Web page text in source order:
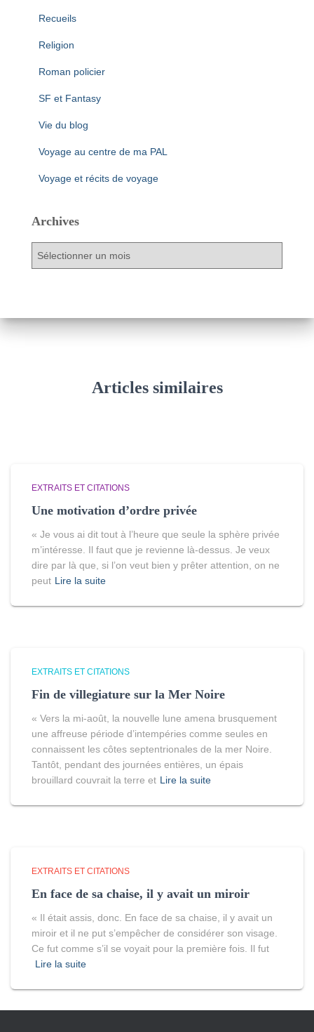
Recueils
Religion
Roman policier
SF et Fantasy
Vie du blog
Voyage au centre de ma PAL
Voyage et récits de voyage
Archives
v
Articles similaires
EXTRAITS ET CITATIONS
Une motivation d’ordre privée
« Je vous ai dit tout à l’heure que seule la sphère privée
m’intéresse. Il faut que je revienne là-dessus. Je veux
dire par là que, si l’on veut bien y prêter attention, on ne
peut Lire la suite
EXTRAITS ET CITATIONS
Fin de villegiature sur la Mer Noire
« Vers la mi-août, la nouvelle lune amena brusquement
une affreuse période d’intempéries comme seules en
connaissent les côtes septentrionales de la mer Noire.
Tantôt, pendant des journées entières, un épais
brouillard couvrait la terre et Lire la suite
EXTRAITS ET CITATIONS
En face de sa chaise, il y avait un miroir
« Il était assis, donc. En face de sa chaise, il y avait un
miroir et il ne put s’empêcher de considérer son visage.
Ce fut comme s’il se voyait pour la première fois. Il fut
Lire la suite